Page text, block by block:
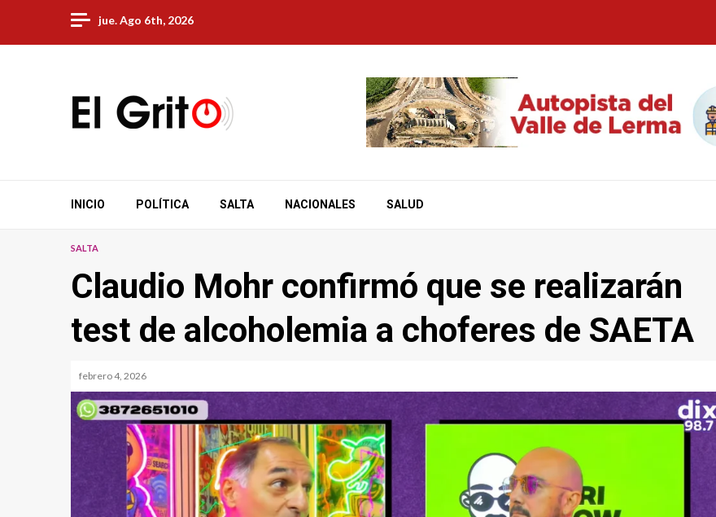
content
jue. Ago 6th, 2026
INICIO POLÍTICA SALTA NACIONALES SALUD
SALTA
Claudio Mohr confirmó que se realizarán
test de alcoholemia a choferes de SAETA
febrero 4, 2026